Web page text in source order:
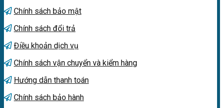
Chính sách bảo mật
Chính sách đổi trả
Điều khoản dịch vụ
Chính sách vận chuyển và kiểm hàng
Hướng dẫn thanh toán
Chính sách bảo hành